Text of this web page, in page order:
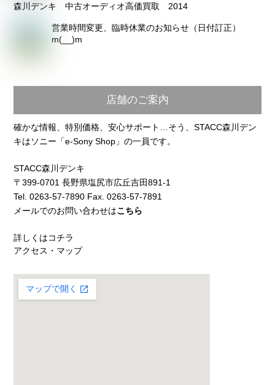
森川デンキ 中古オーディオ高価買取 2014
営業時間変更、臨時休業のお知らせ（日付訂正）
m(__)m
店舗のご案内
確かな情報、特別価格、安心サポート…そう、STACC森川デン
キはソニー「e-Sony Shop」の一員です。
STACC森川デンキ
〒399-0701 長野県塩尻市広丘吉田891-1
Tel. 0263-57-7890 Fax. 0263-57-7891
メールでのお問い合わせはこちら
詳しくはコチラ
アクセス・マップ